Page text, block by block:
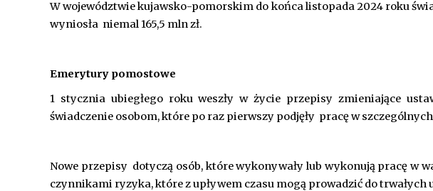
W województwie kujawsko-pomorskim do końca listopada 2024 roku
wyniosła niemal 165,5 mln zł.
Emerytury pomostowe
1 stycznia ubiegłego roku weszły w życie przepisy zmieniające
świadczenie osobom, które po raz pierwszy podjęły pracę w
Nowe przepisy dotyczą osób, które wykonywały lub wykonują pracę w
czynnikami ryzyka, które z upływem czasu mogą prowadzić do